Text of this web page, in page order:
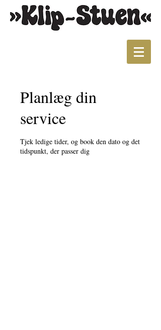
Planlæg din
service
Tjek ledige tider, og book den dato og det
tidspunkt, der passer dig